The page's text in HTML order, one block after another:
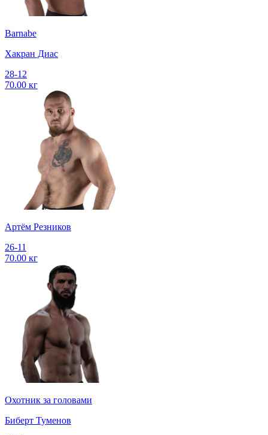
Barnabe
Хакран Диас
28-12
70.00 кг
Артём Резников
26-11
70.00 кг
Охотник за головами
Биберт Туменов